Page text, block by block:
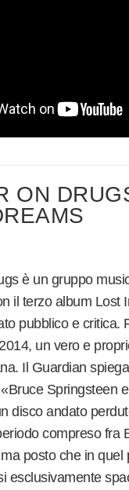
ON
è un gruppo
il terzo album Lost
pubblico e critica.
un vero e
Il Guardian
Springsteen
disco andato
compreso fra
posto che in quel
esclusivamente